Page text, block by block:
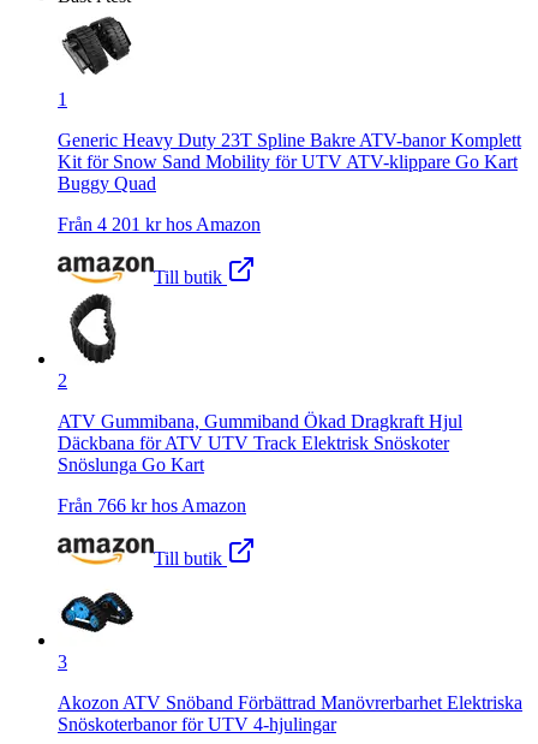
1
Generic Heavy Duty 23T Spline Bakre ATV-banor Komplett
Kit för Snow Sand Mobility för UTV ATV-klippare Go Kart
Buggy Quad
Från 4 201 kr hos Amazon
Till butik
2
ATV Gummibana, Gummiband Ökad Dragkraft Hjul
Däckbana för ATV UTV Track Elektrisk Snöskoter
Snöslunga Go Kart
Från 766 kr hos Amazon
Till butik
3
Akozon ATV Snöband Förbättrad Manövrerbarhet Elektriska
Snöskoterbanor för UTV 4-hjulingar